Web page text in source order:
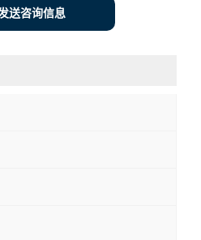
送咨询信息